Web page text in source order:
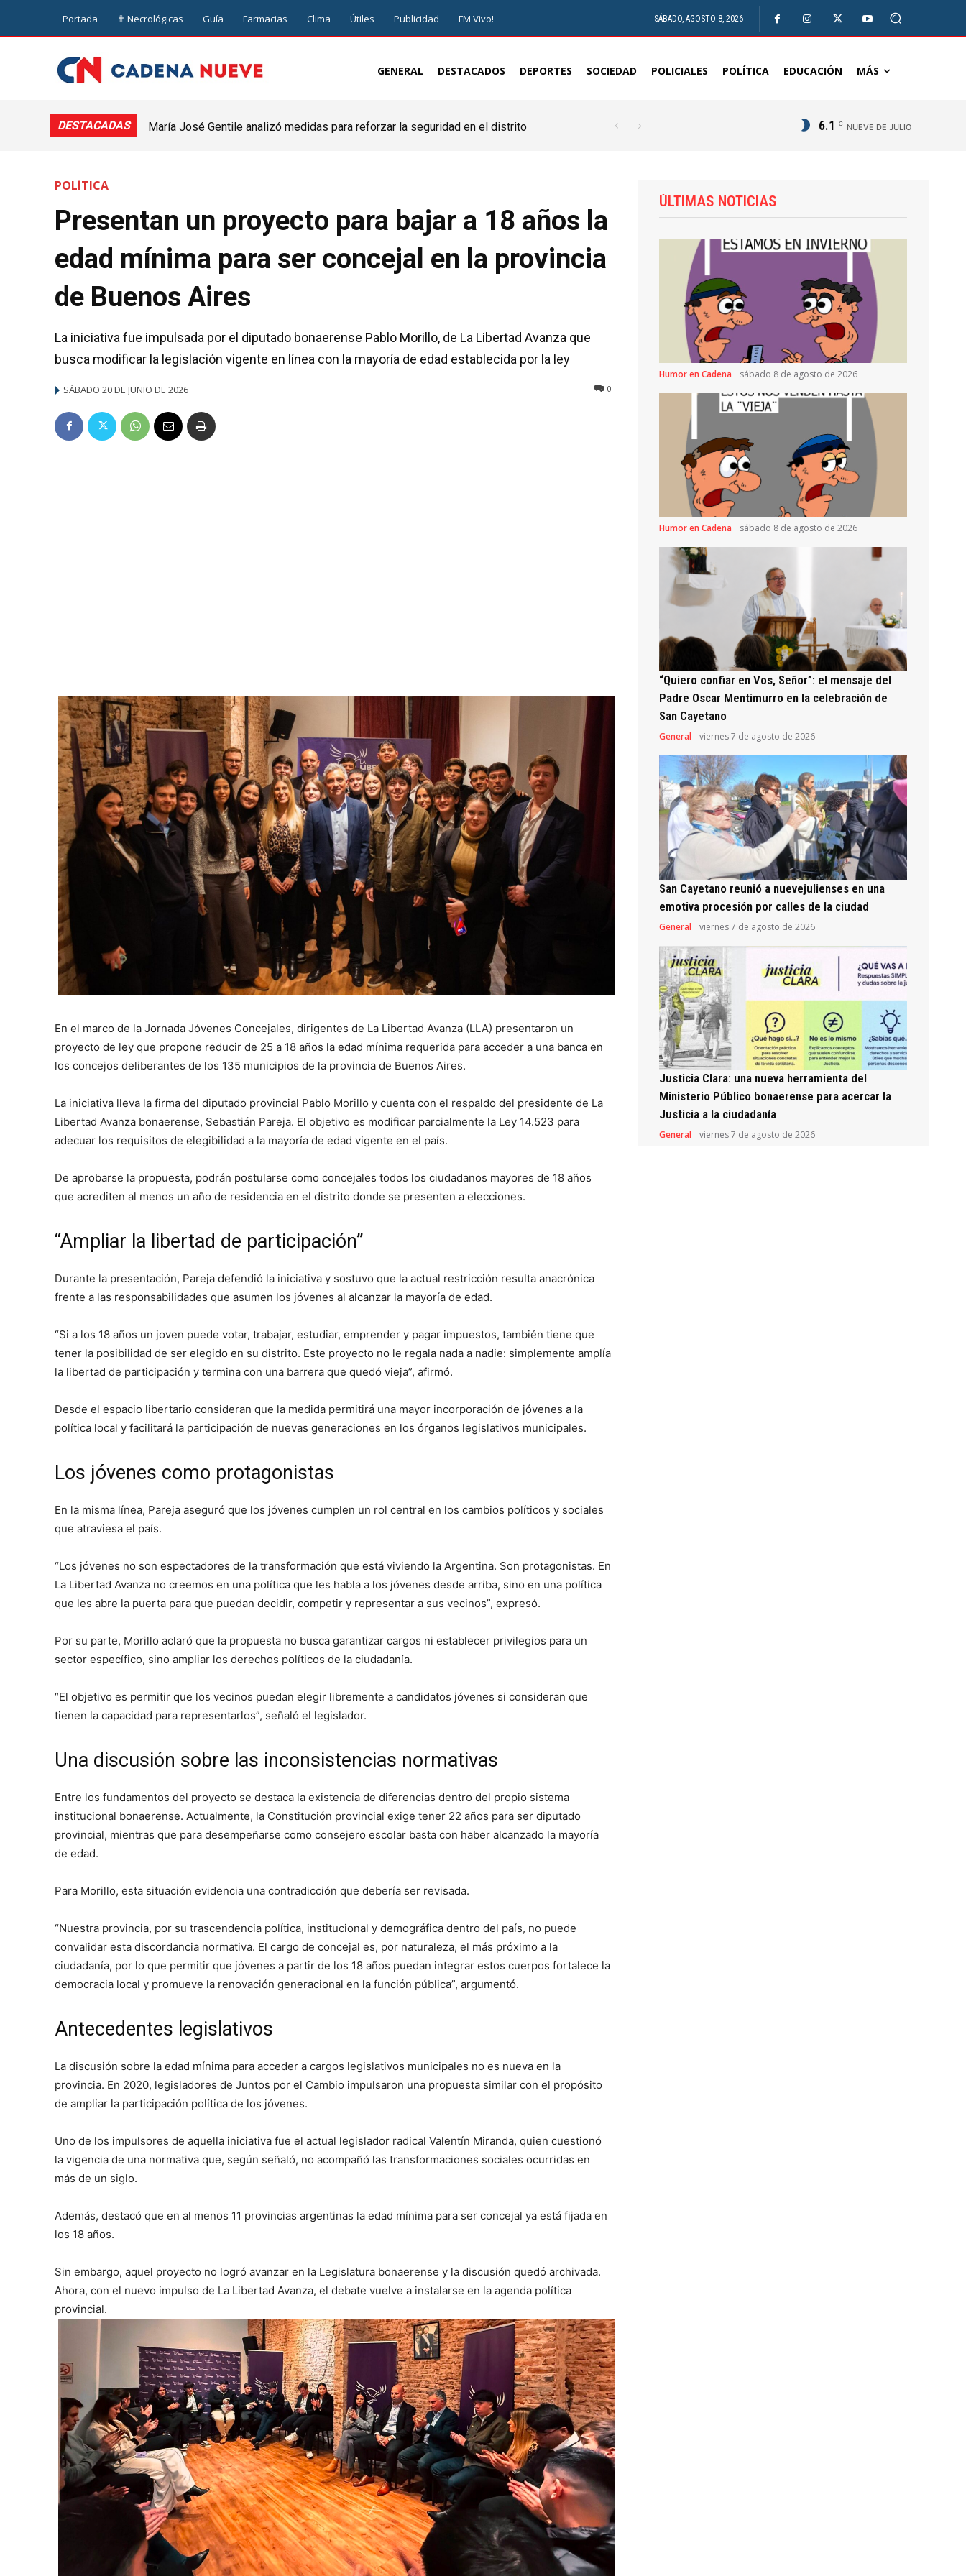
Portada ✟ Necrológicas Guía Farmacias Clima Útiles Publicidad FM Vivo! SÁBADO, AGOSTO 8, 2026
GENERAL DESTACADOS DEPORTES SOCIEDAD POLICIALES POLÍTICA EDUCACIÓN MÁS
DESTACADAS
María José Gentile analizó medidas para reforzar la seguridad en el distrito
6.1 C NUEVE DE JULIO
POLÍTICA
Presentan un proyecto para bajar a 18 años la
edad mínima para ser concejal en la provincia
de Buenos Aires
La iniciativa fue impulsada por el diputado bonaerense Pablo Morillo, de La Libertad Avanza que
busca modificar la legislación vigente en línea con la mayoría de edad establecida por la ley
SÁBADO 20 DE JUNIO DE 2026 0
En el marco de la Jornada Jóvenes Concejales, dirigentes de La Libertad Avanza (LLA) presentaron un
proyecto de ley que propone reducir de 25 a 18 años la edad mínima requerida para acceder a una banca en
los concejos deliberantes de los 135 municipios de la provincia de Buenos Aires.
La iniciativa lleva la firma del diputado provincial Pablo Morillo y cuenta con el respaldo del presidente de La
Libertad Avanza bonaerense, Sebastián Pareja. El objetivo es modificar parcialmente la Ley 14.523 para
adecuar los requisitos de elegibilidad a la mayoría de edad vigente en el país.
De aprobarse la propuesta, podrán postularse como concejales todos los ciudadanos mayores de 18 años
que acrediten al menos un año de residencia en el distrito donde se presenten a elecciones.
“Ampliar la libertad de participación”
Durante la presentación, Pareja defendió la iniciativa y sostuvo que la actual restricción resulta anacrónica
frente a las responsabilidades que asumen los jóvenes al alcanzar la mayoría de edad.
“Si a los 18 años un joven puede votar, trabajar, estudiar, emprender y pagar impuestos, también tiene que
tener la posibilidad de ser elegido en su distrito. Este proyecto no le regala nada a nadie: simplemente amplía
la libertad de participación y termina con una barrera que quedó vieja”, afirmó.
Desde el espacio libertario consideran que la medida permitirá una mayor incorporación de jóvenes a la
política local y facilitará la participación de nuevas generaciones en los órganos legislativos municipales.
Los jóvenes como protagonistas
En la misma línea, Pareja aseguró que los jóvenes cumplen un rol central en los cambios políticos y sociales
que atraviesa el país.
“Los jóvenes no son espectadores de la transformación que está viviendo la Argentina. Son protagonistas. En
La Libertad Avanza no creemos en una política que les habla a los jóvenes desde arriba, sino en una política
que les abre la puerta para que puedan decidir, competir y representar a sus vecinos”, expresó.
Por su parte, Morillo aclaró que la propuesta no busca garantizar cargos ni establecer privilegios para un
sector específico, sino ampliar los derechos políticos de la ciudadanía.
“El objetivo es permitir que los vecinos puedan elegir libremente a candidatos jóvenes si consideran que
tienen la capacidad para representarlos”, señaló el legislador.
Una discusión sobre las inconsistencias normativas
Entre los fundamentos del proyecto se destaca la existencia de diferencias dentro del propio sistema
institucional bonaerense. Actualmente, la Constitución provincial exige tener 22 años para ser diputado
provincial, mientras que para desempeñarse como consejero escolar basta con haber alcanzado la mayoría
de edad.
Para Morillo, esta situación evidencia una contradicción que debería ser revisada.
“Nuestra provincia, por su trascendencia política, institucional y demográfica dentro del país, no puede
convalidar esta discordancia normativa. El cargo de concejal es, por naturaleza, el más próximo a la
ciudadanía, por lo que permitir que jóvenes a partir de los 18 años puedan integrar estos cuerpos fortalece la
democracia local y promueve la renovación generacional en la función pública”, argumentó.
Antecedentes legislativos
La discusión sobre la edad mínima para acceder a cargos legislativos municipales no es nueva en la
provincia. En 2020, legisladores de Juntos por el Cambio impulsaron una propuesta similar con el propósito
de ampliar la participación política de los jóvenes.
Uno de los impulsores de aquella iniciativa fue el actual legislador radical Valentín Miranda, quien cuestionó
la vigencia de una normativa que, según señaló, no acompañó las transformaciones sociales ocurridas en
más de un siglo.
Además, destacó que en al menos 11 provincias argentinas la edad mínima para ser concejal ya está fijada en
los 18 años.
Sin embargo, aquel proyecto no logró avanzar en la Legislatura bonaerense y la discusión quedó archivada.
Ahora, con el nuevo impulso de La Libertad Avanza, el debate vuelve a instalarse en la agenda política
provincial.
ÚLTIMAS NOTICIAS
Humor en Cadena sábado 8 de agosto de 2026
Humor en Cadena sábado 8 de agosto de 2026
“Quiero confiar en Vos, Señor”: el mensaje del
Padre Oscar Mentimurro en la celebración de
San Cayetano
General viernes 7 de agosto de 2026
San Cayetano reunió a nuevejulienses en una
emotiva procesión por calles de la ciudad
General viernes 7 de agosto de 2026
Justicia Clara: una nueva herramienta del
Ministerio Público bonaerense para acercar la
Justicia a la ciudadanía
General viernes 7 de agosto de 2026